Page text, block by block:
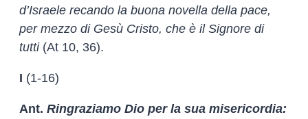
d’Israele recando la buona novella della pace,
per mezzo di Gesù Cristo, che è il Signore di
tutti(At 10, 36).
I (1-16)
Ant. Ringraziamo Dio per la sua misericordia: